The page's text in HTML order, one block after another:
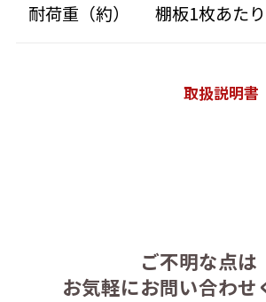
耐荷重（約） 棚板1枚あた
取扱説明書
ご不明な点は
お気軽にお問い合わせ